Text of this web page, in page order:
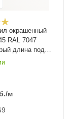
окрашенный
RAL 7047
под
/м